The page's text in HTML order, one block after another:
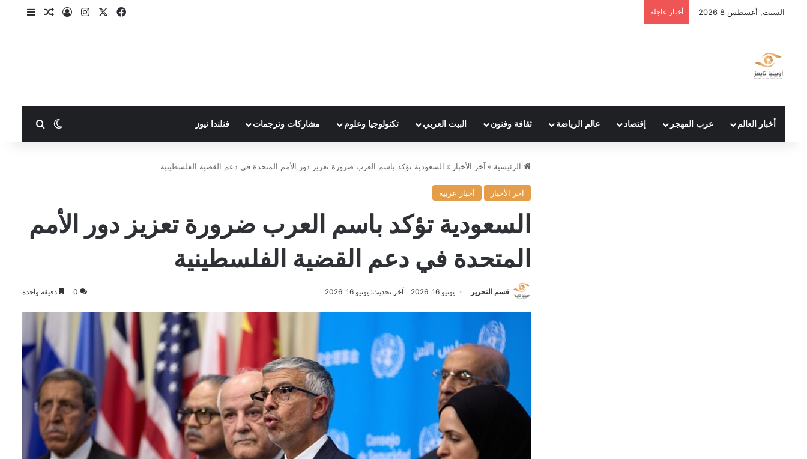
السبت, أغسطس 8 2026 أخبار عاجلة فيسبوك انستقرامتسجيل الدخول
مقالإضافة
أخبار العالم عرب المهجر إقتصاد عالم الرياضة ثقافة وفنون البيت العربي تكنولوجيا وعلوم مشاركات وترجمات فنلندا نيوز الوضعبحث عن
الرئيسية » آخر الأخبار » السعودية تؤكد باسم العرب ضرورة تعزيز دور الأمم المتحدة في دعم القضية الفلسطينية
آخر الأخبار أخبار عربية
السعودية تؤكد باسم العرب ضرورة تعزيز دور الأمم
المتحدة في دعم القضية الفلسطينية
قسم التحرير يونيو 16, 2026 آخر تحديث: يونيو 16, 2026 0 دقيقة واحدة